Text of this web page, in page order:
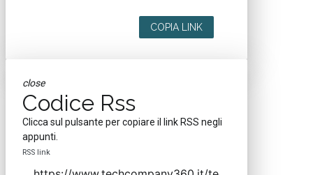
COPIA LINK
close
Codice Rss
Clicca sul pulsante per copiare il link RSS negli
appunti.
RSS link